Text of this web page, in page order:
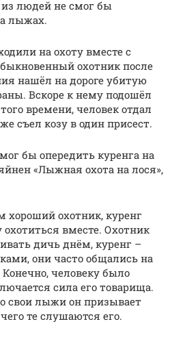
людей не смог бы
лыжах.
на охоту вместе с
охотник после
нашёл на дороге убитую
Вскоре к нему подошёл
времени, человек отдал
съел козу в один присест.
бы опередить куренга на
«Лыжная охота на лося»,
хороший охотник, куренг
вместе. Охотник
дичь днём, куренг –
они часто общались на
человеку было
сила его товарища.
свои лыжи он призывает
те слушаются его.